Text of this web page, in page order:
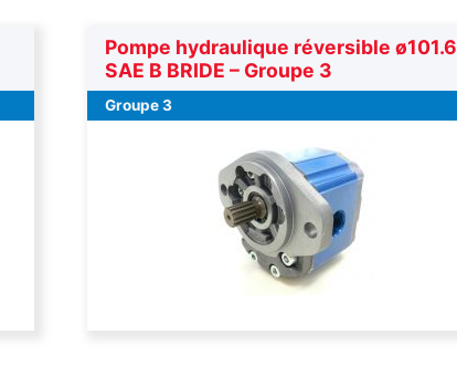
Pompe hydraulique réversible ø101.6
SAE B BRIDE – Groupe 3
Groupe 3